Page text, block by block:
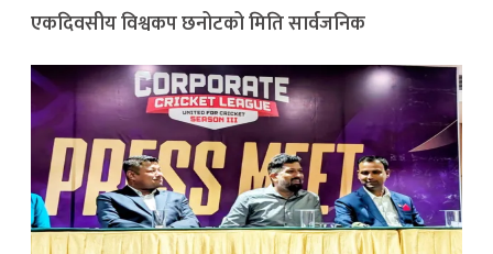
एकदिवसीय विश्वकप छनोटको मिति सार्वजनिक